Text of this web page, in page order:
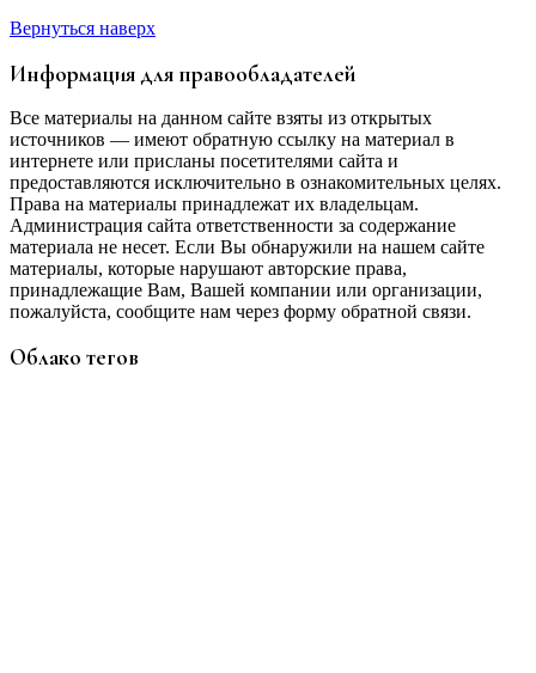
Вернуться наверх
Информация для правообладателей
Все материалы на данном сайте взяты из открытых
источников — имеют обратную ссылку на материал в
интернете или присланы посетителями сайта и
предоставляются исключительно в ознакомительных целях.
Права на материалы принадлежат их владельцам.
Администрация сайта ответственности за содержание
материала не несет. Если Вы обнаружили на нашем сайте
материалы, которые нарушают авторские права,
принадлежащие Вам, Вашей компании или организации,
пожалуйста, сообщите нам через форму обратной связи.
Облако тегов